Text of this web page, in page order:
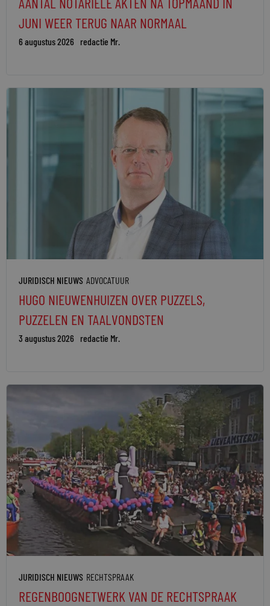
JUNI WEER TERUG NAAR NORMAAL
6 augustus 2026 redactie Mr.
JURIDISCH NIEUWS ADVOCATUUR
HUGO NIEUWENHUIZEN OVER PUZZELS,
PUZZELEN EN TAALVONDSTEN
3 augustus 2026 redactie Mr.
JURIDISCH NIEUWS RECHTSPRAAK
REGENBOOGNETWERK VAN DE RECHTSPRAAK